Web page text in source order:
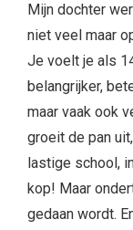
Mijn dochter
niet veel maar
Je voelt je als
belangrijker,
maar vaak ook
groeit de pan
lastige school,
kop! Maar
gedaan wordt.